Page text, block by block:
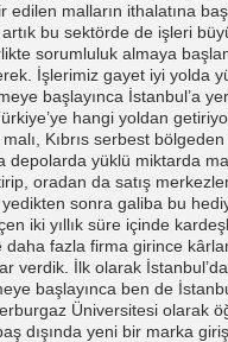
edilen malların ithalatına
bu sektörde de işleri
sorumluluk almaya
İşlerimiz gayet iyi yolda
başlayınca İstanbul’a
hangi yoldan
Kıbrıs serbest
depolarda yüklü miktarda
oradan da satış
yedikten sonra galiba bu
iki yıllık süre içinde
fazla firma girince
verdik. İlk olarak
başlayınca ben de
Üniversitesi olarak
dışında yeni bir marka